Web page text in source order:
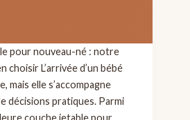
pour nouveau-né : notre
choisir L’arrivée d’un bébé
mais elle s’accompagne
décisions pratiques. Parmi
couche jetable pour